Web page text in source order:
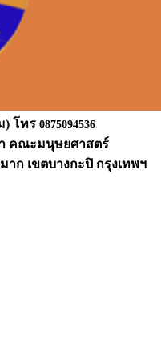
) โทร 0875094536
คณะมนุษยศาสตร์
ก เขตบางกะปิ กรุงเทพฯ